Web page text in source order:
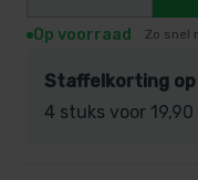
Op voorraad Zo snel
Staffelkorting
4 stuks voor 19,90